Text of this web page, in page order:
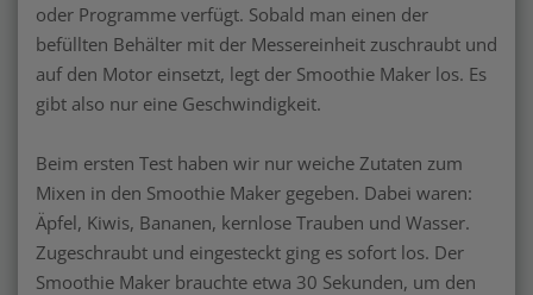
oder Programme verfügt. Sobald man einen der
befüllten Behälter mit der Messereinheit zuschraubt und
auf den Motor einsetzt, legt der Smoothie Maker los. Es
gibt also nur eine Geschwindigkeit.
Beim ersten Test haben wir nur weiche Zutaten zum
Mixen in den Smoothie Maker gegeben. Dabei waren:
Äpfel, Kiwis, Bananen, kernlose Trauben und Wasser.
Zugeschraubt und eingesteckt ging es sofort los. Der
Smoothie Maker brauchte etwa 30 Sekunden, um den